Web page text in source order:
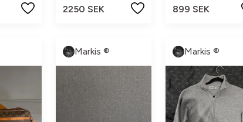
2250 SEK
899 SEK
Markis ® Markis ®